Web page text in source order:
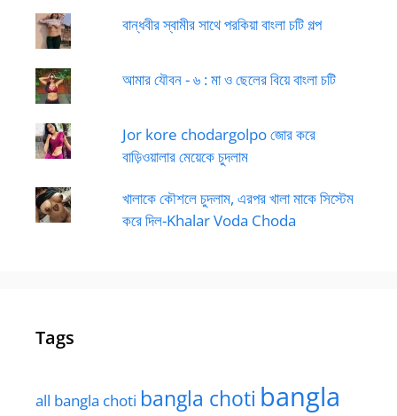
বান্ধবীর স্বামীর সাথে পরকিয়া বাংলা চটি গল্প
আমার যৌবন - ৬ : মা ও ছেলের বিয়ে বাংলা চটি
Jor kore chodargolpo জোর করে
বাড়িওয়ালার মেয়েকে চুদলাম
খালাকে কৌশলে চুদলাম, এরপর খালা মাকে সিস্টেম
করে দিল-Khalar Voda Choda
Tags
all bangla choti bangla choti bangla